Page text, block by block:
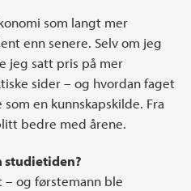
som langt mer
enn senere. Selv om jeg
jeg satt pris på mer
sider – og hvordan faget
en kunnskapskilde. Fra
bedre med årene.
studietiden?
– og førstemann ble